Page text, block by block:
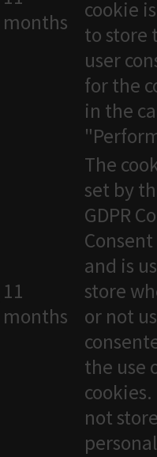
months
cookie
to store
user
for the
in the
11
months
The
set by
GDPR
and is
store
or not
the use
not